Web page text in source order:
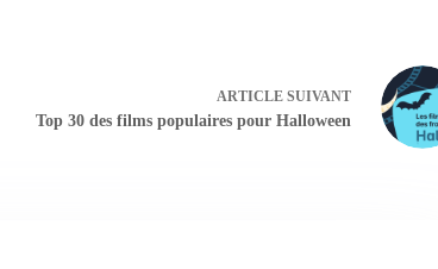
ARTICLESUIVANT
Top 30 des films populaires pour Halloween